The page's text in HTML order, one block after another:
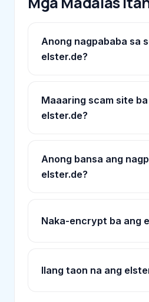
Anong nagpababa sa
elster.de?
Maaaring scam site
elster.de?
Anong bansa ang
elster.de?
Naka-encrypt ba ang
Ilang taon na ang